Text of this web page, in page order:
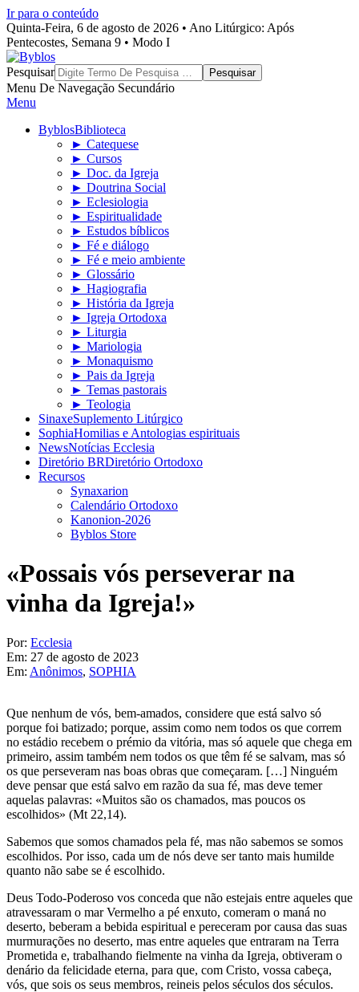
Ir para o conteúdo
Quinta-Feira, 6 de agosto de 2026 • Ano Litúrgico: Após
Pentecostes, Semana 9 • Modo I
Byblos
Pesquisar
Menu De Navegação Secundário
Menu
ByblosBiblioteca
► Catequese
► Cursos
► Doc. da Igreja
► Doutrina Social
► Eclesiologia
► Espiritualidade
► Estudos bíblicos
► Fé e diálogo
► Fé e meio ambiente
► Glossário
► Hagiografia
► História da Igreja
► Igreja Ortodoxa
► Liturgia
► Mariologia
► Monaquismo
► Pais da Igreja
► Temas pastorais
► Teologia
SinaxeSuplemento Litúrgico
SophiaHomilias e Antologias espirituais
NewsNotícias Ecclesia
Diretório BRDiretório Ortodoxo
Recursos
Synaxarion
Calendário Ortodoxo
Kanonion-2026
Byblos Store
«Possais vós perseverar na
vinha da Igreja!»
Por: Ecclesia
Em: 27 de agosto de 2023
Em: Anônimos, SOPHIA
Que nenhum de vós, bem-amados, considere que está salvo só
porque foi batizado; porque, assim como nem todos os que correm
no estádio recebem o prémio da vitória, mas só aquele que chega em
primeiro, assim também nem todos os que têm fé se salvam, mas só
os que perseveram nas boas obras que começaram. […] Ninguém
deve pensar que está salvo em razão da sua fé, mas deve temer
aquelas palavras: «Muitos são os chamados, mas poucos os
escolhidos» (Mt 22,14).
Sabemos que somos chamados pela fé, mas não sabemos se somos
escolhidos. Por isso, cada um de nós deve ser tanto mais humilde
quanto não sabe se é escolhido.
Deus Todo-Poderoso vos conceda que não estejais entre aqueles que
atravessaram o mar Vermelho a pé enxuto, comeram o maná no
deserto, beberam a bebida espiritual e pereceram por causa das suas
murmurações no deserto, mas entre aqueles que entraram na Terra
Prometida e, trabalhando fielmente na vinha da Igreja, obtiveram o
denário da felicidade eterna, para que, com Cristo, vossa cabeça,
vós, que sois os seus membros, reineis pelos séculos dos séculos.